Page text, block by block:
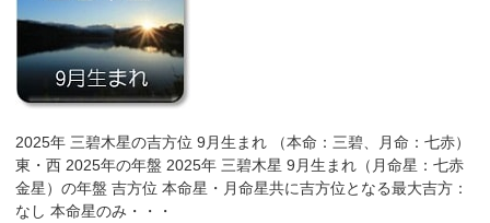
2025年 三碧木星の吉方位 9月生まれ （本命：三碧、月命：七赤）
東・西 2025年の年盤 2025年 三碧木星 9月生まれ（月命星：七赤
金星）の年盤 吉方位 本命星・月命星共に吉方位となる最大吉方：
なし 本命星のみ・・・